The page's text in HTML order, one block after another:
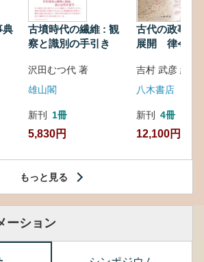
典
古墳時代の繊維 : 観
察と識別の手引き
沢田むつ代 著
雄山閣
新刊 1冊
5,830円
古代の政事と
展開 律令・
吉村 武彦 編集
八木書店
新刊 4冊
12,100円
もっと見る
ーション